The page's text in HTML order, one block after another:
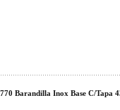
Barandilla Inox Base C/Tapa